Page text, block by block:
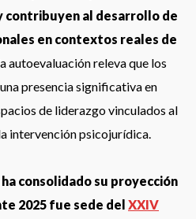
contribuyen al desarrollo de
en contextos reales de
autoevaluación releva que los
presencia significativa en
de liderazgo vinculados al
intervención psicojurídica.
consolidado su proyección
2025 fue sede del XXIV